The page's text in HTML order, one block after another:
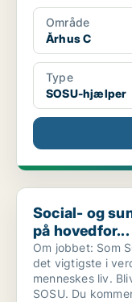
Område
Århus C
Type
SOSU-hjælper
Social- og
Social- og
på hovedfor...
Om jobbet: Som SOSU i Aarhus er du medskaber af
det vigtigste i
menneskes liv.
SOSU. Du